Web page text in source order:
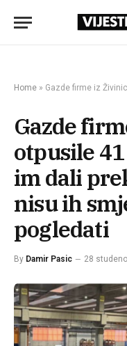
Home » Gazde firme iz Živinica otpusile
Gazde
otpusile
im dali
nisu ih
pogledati
By Damir Pasic 28